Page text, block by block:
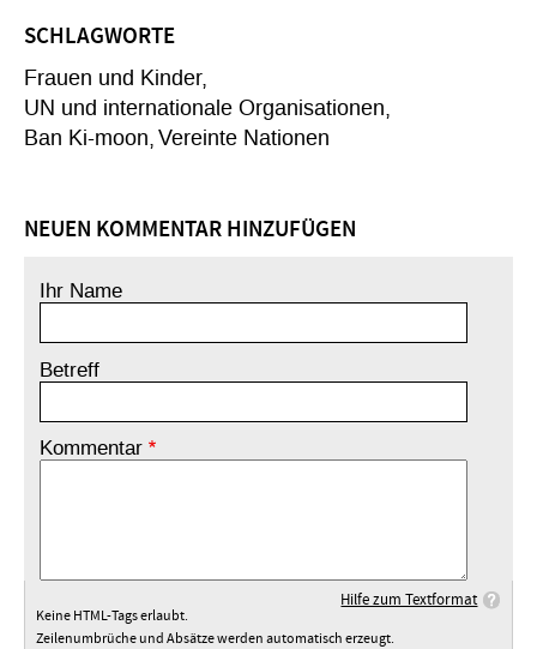
SCHLAGWORTE
Frauen und Kinder
UN und internationale Organisationen
Ban Ki-moon Vereinte Nationen
NEUEN KOMMENTAR HINZUFÜGEN
Ihr Name
Betreff
Kommentar
Hilfe zum Textformat
Keine HTML-Tags erlaubt.
Zeilenumbrüche und Absätze werden automatisch erzeugt.